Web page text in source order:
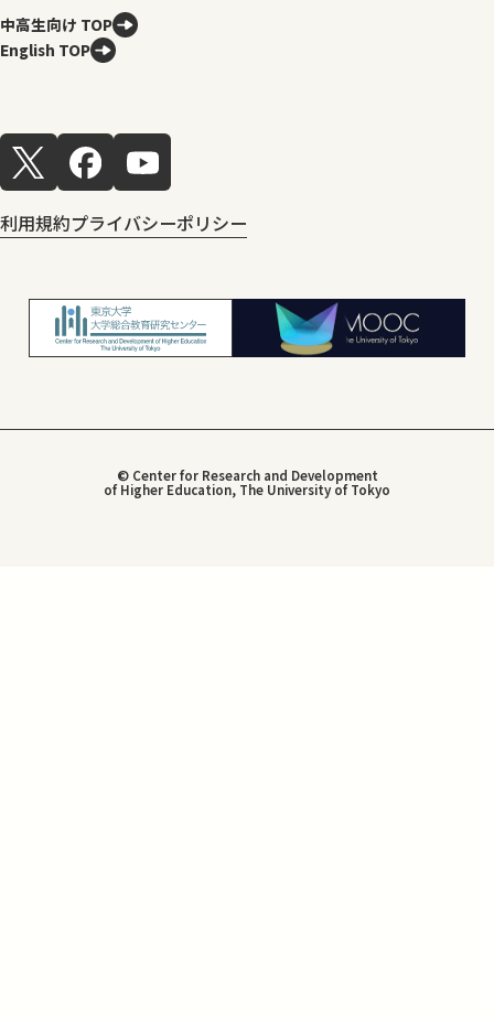
中高生向け TOP
English TOP
利用規約プライバシーポリシー
© Center for Research and Development
of Higher Education, The University of Tokyo